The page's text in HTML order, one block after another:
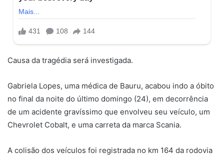
Causa da tragédia será investigada.
Gabriela Lopes, uma médica de Bauru, acabou indo a óbito
no final da noite do último domingo (24), em decorrência
de um acidente gravíssimo que envolveu seu veículo, um
Chevrolet Cobalt, e uma carreta da marca Scania.
A colisão dos veículos foi registrada no km 164 da rodovia